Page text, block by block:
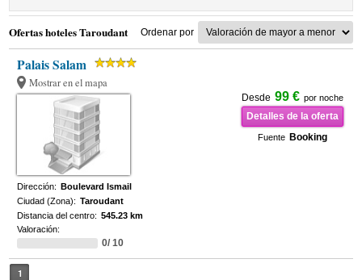
Ofertas hoteles Taroudant Ordenar por
Palais Salam
Mostrar en el mapa
Desde 99 € por noche
Detalles de la oferta
Fuente Booking
Dirección: Boulevard Ismail
Ciudad (Zona): Taroudant
Distancia del centro: 545.23 km
Valoración:
0/ 10
1